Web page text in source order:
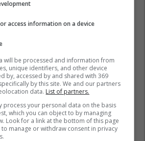
access information on a device
will be processed and information from
unique identifiers, and other device
by, accessed by and shared with 369
by this site. We and our partners
data. List of partners.
process your personal data on the basis
which you can object to by managing
Look for a link at the bottom of this page
manage or withdraw consent in privacy